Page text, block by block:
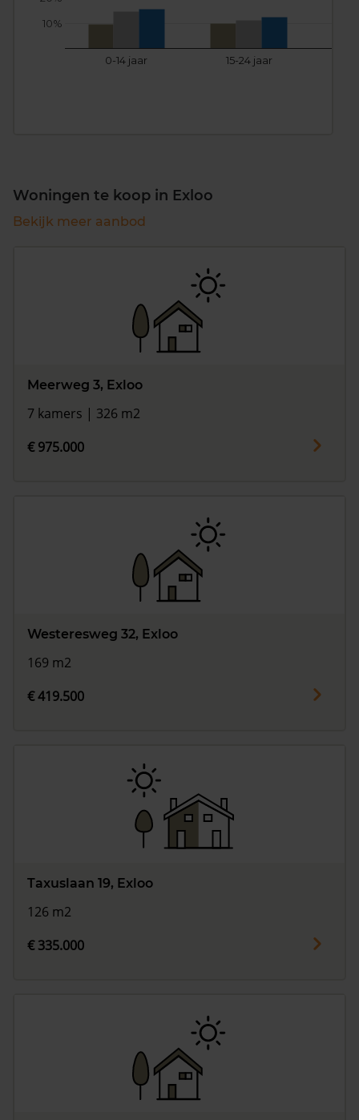
0-14 jaar 15-24 jaar
10%
Woningen te koop in Exloo
Bekijk meer aanbod
Meerweg 3, Exloo
7 kamers | 326 m2
€ 975.000
Westeresweg 32, Exloo
169 m2
€ 419.500
Taxuslaan 19, Exloo
126 m2
€ 335.000